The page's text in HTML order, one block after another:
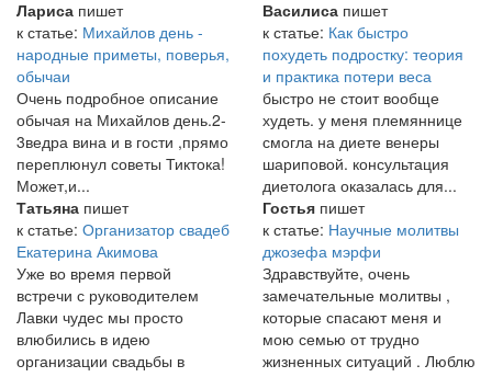
Лариса пишет
к статье: Михайлов день -
народные приметы, поверья,
обычаи
Очень подробное описание
обычая на Михайлов день.2-
3ведра вина и в гости ,прямо
переплюнул советы Тиктока!
Может,и...
Василиса пишет
к статье: Как быстро
похудеть подростку: теория
и практика потери веса
быстро не стоит вообще
худеть. у меня племяннице
смогла на диете венеры
шариповой. консультация
диетолога оказалась для...
Татьяна пишет
к статье: Организатор свадеб
Екатерина Акимова
Уже во время первой
встречи с руководителем
Лавки чудес мы просто
влюбились в идею
организации свадьбы в
Гостья пишет
к статье: Научные молитвы
джозефа мэрфи
Здравствуйте, очень
замечательные молитвы ,
которые спасают меня и
мою семью от трудно
жизненных ситуаций . Люблю